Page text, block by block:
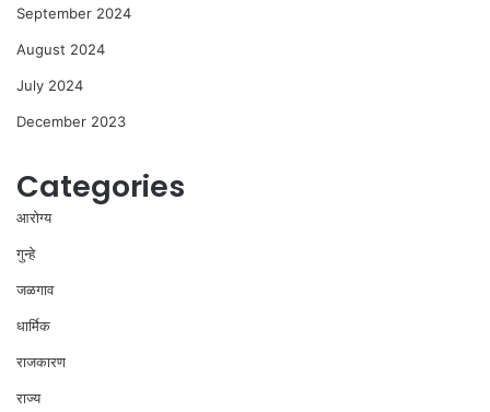
September 2024
August 2024
July 2024
December 2023
Categories
आरोग्य
गुन्हे
जळगाव
धार्मिक
राजकारण
राज्य